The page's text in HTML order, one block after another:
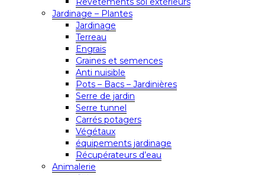
Jardinage – Plantes
Jardinage
Terreau
Engrais
Graines et semences
Anti nuisible
Pots – Bacs – Jardinières
Serre de jardin
Serre tunnel
Carrés potagers
Végétaux
équipements jardinage
Récupérateurs d’eau
Animalerie